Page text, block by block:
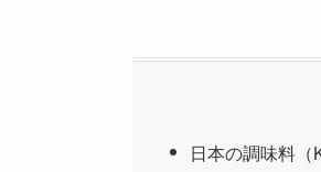
日本の調味料（